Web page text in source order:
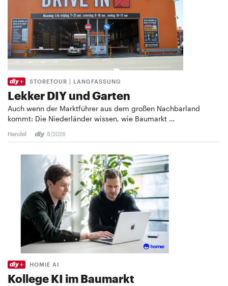
STORETOUR | LANGFASSUNG
Lekker DIY und Garten
Auch wenn der Marktführer aus dem großen Nachbarland
kommt: Die Niederländer wissen, wie Baumarkt …
Handel 8/2026
HOMIE AI
Kollege KI im Baumarkt